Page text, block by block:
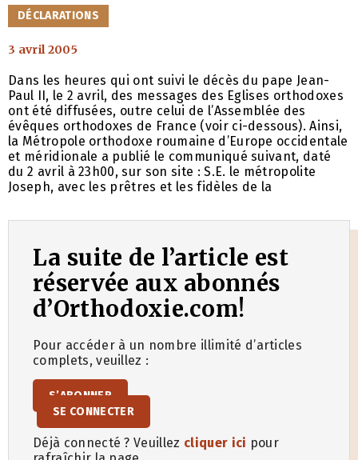
CATÉGORIES
DÉCLARATIONS
3 avril 2005
Dans les heures qui ont suivi le décès du pape Jean-
Paul II, le 2 avril, des messages des Eglises orthodoxes
ont été diffusées, outre celui de l’Assemblée des
évêques orthodoxes de France (voir ci-dessous). Ainsi,
la Métropole orthodoxe roumaine d’Europe occidentale
et méridionale a publié le communiqué suivant, daté
du 2 avril à 23h00, sur son site : S.E. le métropolite
Joseph, avec les prêtres et les fidèles de la
La suite de l’article est
réservée aux abonnés
d’Orthodoxie.com!
Pour accéder à un nombre illimité d’articles
complets, veuillez :
S’ABONNER
SE CONNECTER
Déjà connecté ? Veuillez cliquer ici pour